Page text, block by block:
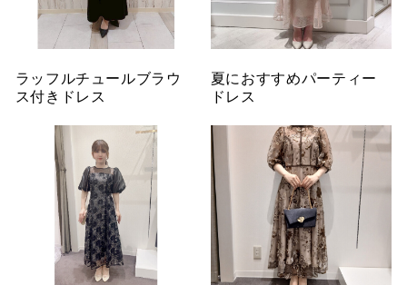
ラッフルチュールブラウ
ス付きドレス
夏におすすめパーティー
ドレス